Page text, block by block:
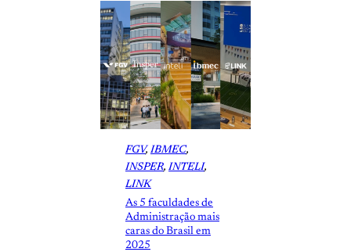
FGV, IBMEC
INSPER, INTELI
LINK
As 5 faculdades de
Administração mais
caras do Brasil em
2025